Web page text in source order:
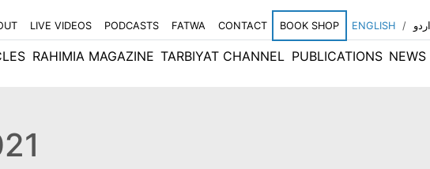
LIVE VIDEOS PODCASTS FATWA CONTACT BOOK SHOP ENGLISH / اردو
RAHIMIA MAGAZINE TARBIYAT CHANNEL PUBLICATIONS NEWS